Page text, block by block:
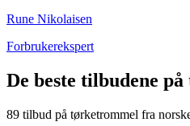
Rune Nikolaisen
Forbrukerekspert
De beste tilbudene
89 tilbud på tørketrommel fra